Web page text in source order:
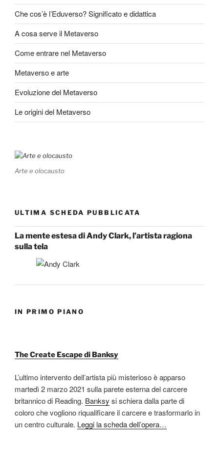
Che cos’è l’Eduverso? Significato e didattica
A cosa serve il Metaverso
Come entrare nel Metaverso
Metaverso e arte
Evoluzione del Metaverso
Le origini del Metaverso
Arte e olocausto
ULTIMA SCHEDA PUBBLICATA
La mente estesa di Andy Clark, l’artista ragiona
sulla tela
IN PRIMO PIANO
The Create Escape di Banksy
L’ultimo intervento dell’artista più misterioso è apparso
martedì 2 marzo 2021 sulla parete esterna del carcere
britannico di Reading. Banksy si schiera dalla parte di
coloro che vogliono riqualificare il carcere e trasformarlo in
un centro culturale. Leggi la scheda dell’opera…